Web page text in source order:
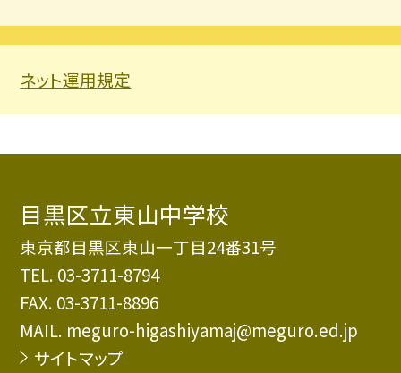
ネット運用規定
目黒区立東山中学校
東京都目黒区東山一丁目24番31号
TEL. 03-3711-8794
FAX. 03-3711-8896
MAIL. meguro-higashiyamaj@meguro.ed.jp
サイトマップ